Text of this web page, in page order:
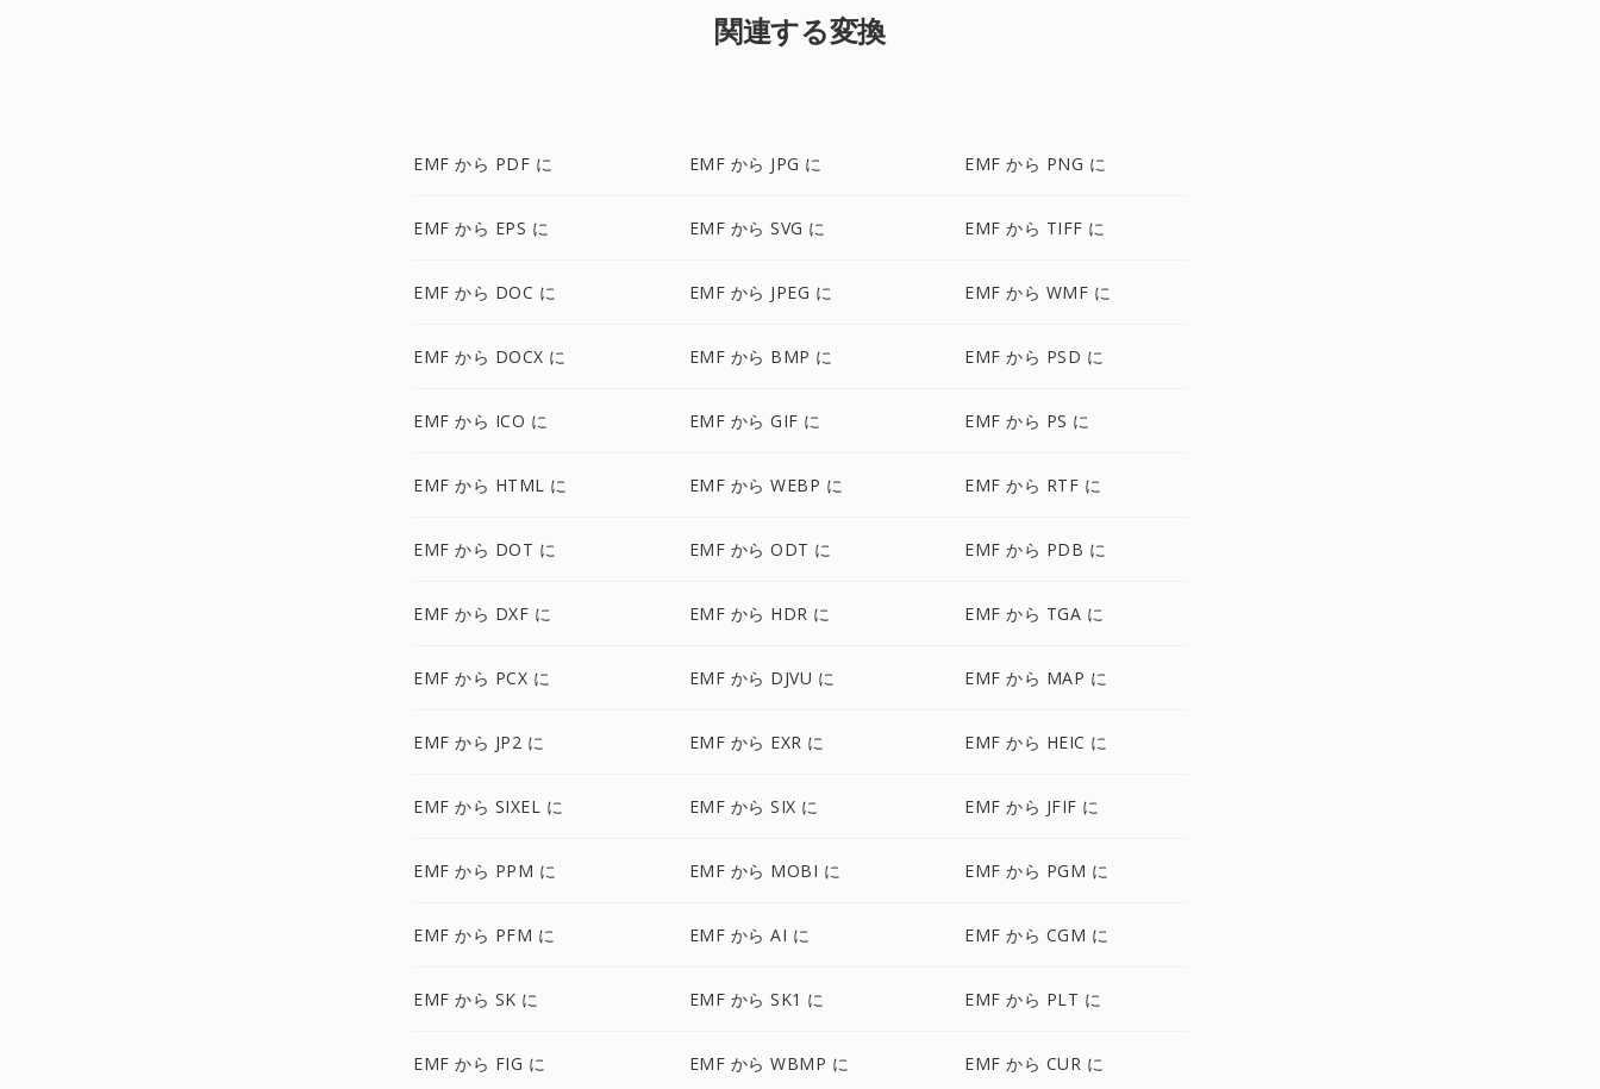
関連する変換
EMF から PDF に EMF から JPG に EMF から PNG に
EMF から EPS に EMF から SVG に EMF から TIFF に
EMF から DOC に EMF から JPEG に EMF から WMF に
EMF から DOCX に EMF から BMP に EMF から PSD に
EMF から ICO に EMF から GIF に EMF から PS に
EMF から HTML に EMF から WEBP に EMF から RTF に
EMF から DOT に EMF から ODT に EMF から PDB に
EMF から DXF に EMF から HDR に EMF から TGA に
EMF から PCX に EMF から DJVU に EMF から MAP に
EMF から JP2 に EMF から EXR に EMF から HEIC に
EMF から SIXEL に EMF から SIX に EMF から JFIF に
EMF から PPM に EMF から MOBI に EMF から PGM に
EMF から PFM に EMF から AI に EMF から CGM に
EMF から SK に EMF から SK1 に EMF から PLT に
EMF から FIG に EMF から WBMP に EMF から CUR に